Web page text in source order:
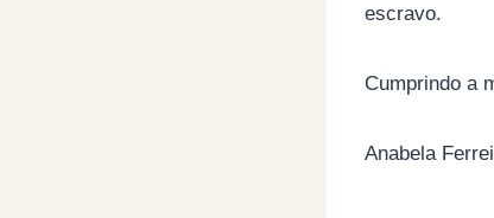
escravo.
Cumprindo a
Anabela